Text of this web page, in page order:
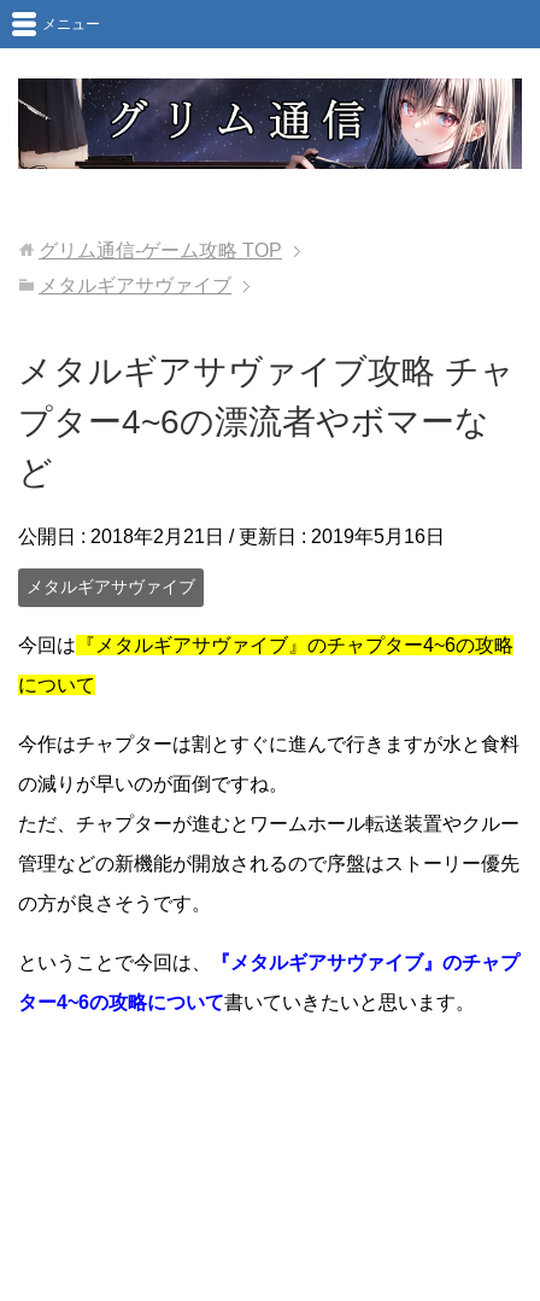
メニュー
グリム通信-ゲーム攻略 TOP
メタルギアサヴァイブ
メタルギアサヴァイブ攻略 チャ
プター4~6の漂流者やボマーな
ど
公開日 : 2018年2月21日 / 更新日 : 2019年5月16日
メタルギアサヴァイブ
今回は 『メタルギアサヴァイブ』のチャプター4~6の攻略
について
今作はチャプターは割とすぐに進んで行きますが水と食料
の減りが早いのが面倒ですね。
ただ、チャプターが進むとワームホール転送装置やクルー
管理などの新機能が開放されるので序盤はストーリー優先
の方が良さそうです。
ということで今回は、
『メタルギアサヴァイブ』のチャプ
ター4~6の攻略について書いていきたいと思います。